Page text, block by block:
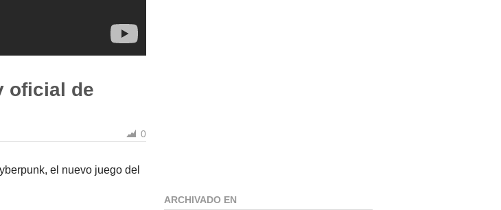
oficial de
0
el nuevo juego del
ARCHIVADO EN